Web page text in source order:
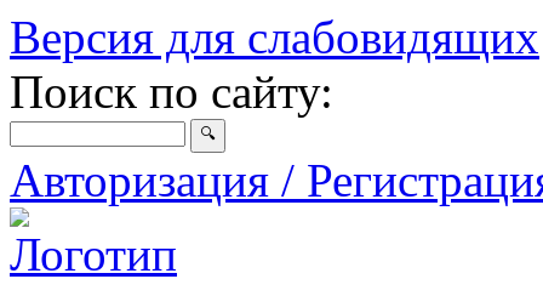
Версия для слабовидящих
Поиск по сайту:
Авторизация /